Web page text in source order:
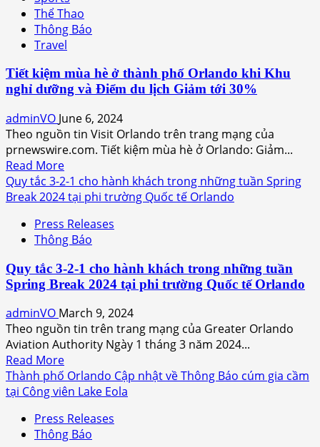
Philharmonic
Orchestra
tại
Nhà
ga
C
phi
trường
Quốc
tế
Orlando
vào
lúc
7
giờ
tối
Thứ
ngày
29
tháng
6
năm
2024
Thể Thao
Thông Báo
Travel
Tiết kiệm mùa hè ở thành phố Orlando khi Khu
nghỉ dưỡng và Điểm du lịch Giảm tới 30%
adminVO June 6, 2024
Theo nguồn tin Visit Orlando trên trang mạng của
prnewswire.com. Tiết kiệm mùa hè ở Orlando: Giảm...
Read MoreRead
more
about
kiệm
mùa
ở
thành
phố
Orlando
khi
Khu
nghỉ
dưỡng
và
Điểm
du
Quy tắc 3-2-1 cho hành khách trong những tuần Spring
Break 2024 tại phi trường Quốc tế Orlando
Press Releases
Thông Báo
Quy tắc 3-2-1 cho hành khách trong những tuần
Spring Break 2024 tại phi trường Quốc tế Orlando
adminVO March 9, 2024
Theo nguồn tin trên trang mạng của Greater Orlando
Aviation Authority Ngày 1 tháng 3 năm 2024...
Read MoreRead
more
about
tắc
3-
Thành phố Orlando Cập nhật về Thông Báo cúm gia cầm
tại Công viên Lake Eola
Press Releases
Thông Báo